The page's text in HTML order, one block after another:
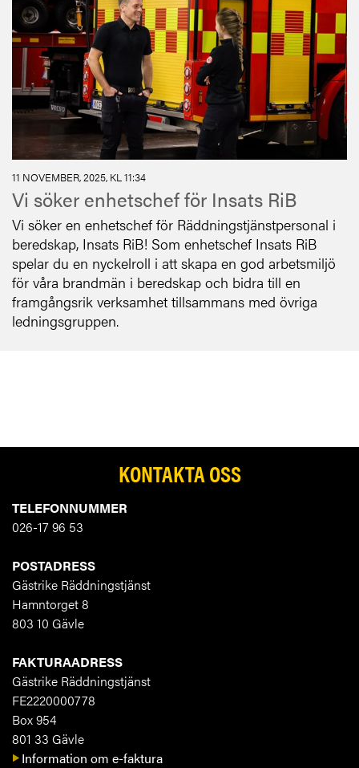
11 NOVEMBER, 2025, KL 11:34
Vi söker enhetschef för Insats RiB
Vi söker en enhetschef för Räddningstjänstpersonal i
beredskap, Insats RiB! Som enhetschef Insats RiB
spelar du en nyckelroll i att skapa en god arbetsmiljö
för våra brandmän i beredskap och bidra till en
framgångsrik verksamhet tillsammans med övriga
ledningsgruppen.
KONTAKTA OSS
TELEFONNUMMER
026-17 96 53
POSTADRESS
Gästrike Räddningstjänst
Hamntorget 8
803 10 Gävle
FAKTURAADRESS
Gästrike Räddningstjänst
FE2220000778
Box 954
801 33 Gävle
Information om e-faktura